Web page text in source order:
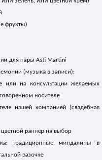
фрукты)
для пары Asti Martini
(музыка в записи):
или на консультации желаемых
носителе
нашей компанией (свадебная
раннер на выбор
традиционные миндалины в
вазочке